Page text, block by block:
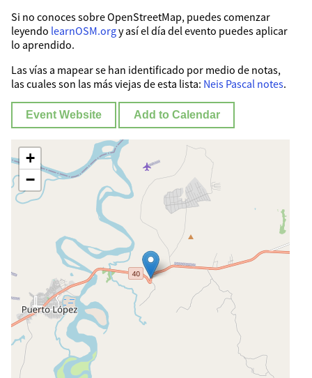
Si no conoces sobre OpenStreetMap, puedes comenzar
leyendo learnOSM.orgy así el día del evento puedes aplicar
lo aprendido.
Las vías a mapear se han identificado por medio de notas,
las cuales son las más viejas de esta lista: Neis Pascal notes.
Event Website Add to Calendar
+
−